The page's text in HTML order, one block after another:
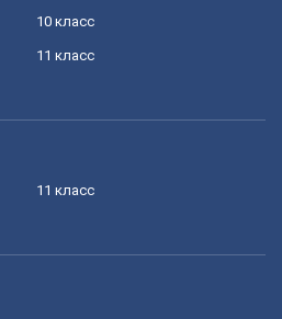
10 класс
11 класс
11 класс